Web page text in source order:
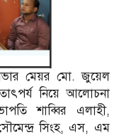
মেয়র মো. জুয়েল
নিয়ে আলোচনা
শাব্বির এলাহী,
সিংহ, এস, এম